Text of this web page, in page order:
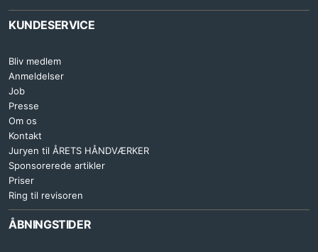
KUNDESERVICE
Bliv medlem
Anmeldelser
Job
Presse
Om os
Kontakt
Juryen til ÅRETS HÅNDVÆRKER
Sponsorerede artikler
Priser
Ring til revisoren
ÅBNINGSTIDER